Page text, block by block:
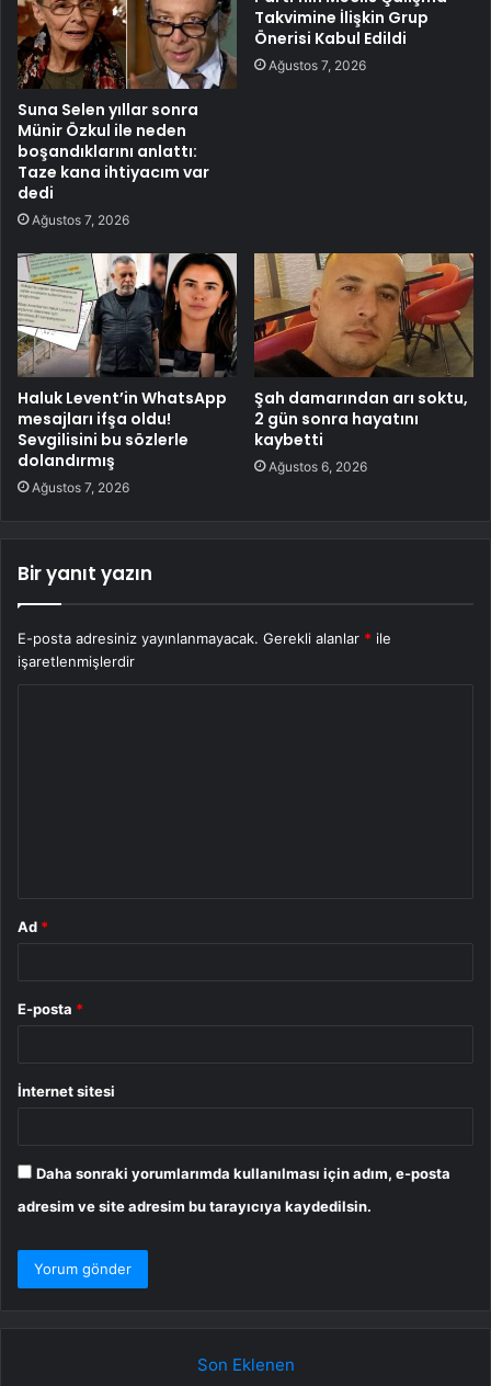
Suna Selen yıllar sonra
Münir Özkul ile neden
boşandıklarını anlattı:
Taze kana ihtiyacım var
dedi
Ağustos 7, 2026
Takvimine İlişkin Grup
Önerisi Kabul Edildi
Ağustos 7, 2026
Haluk Levent’in WhatsApp
mesajları ifşa oldu!
Sevgilisini bu sözlerle
dolandırmış
Ağustos 7, 2026
Şah damarından arı soktu,
2 gün sonra hayatını
kaybetti
Ağustos 6, 2026
Bir yanıt yazın
E-posta adresiniz yayınlanmayacak. Gerekli alanlar * ile
işaretlenmişlerdir
Ad *
E-posta *
İnternet sitesi
Daha sonraki yorumlarımda kullanılması için adım, e-posta
adresim ve site adresim bu tarayıcıya kaydedilsin.
Son Eklenen